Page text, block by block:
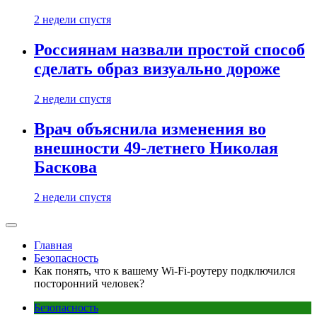
2 недели спустя
Россиянам назвали простой способ
сделать образ визуально дороже
2 недели спустя
Врач объяснила изменения во
внешности 49-летнего Николая
Баскова
2 недели спустя
Главная
Безопасность
Как понять, что к вашему Wi-Fi-роутеру подключился
посторонний человек?
Безопасность